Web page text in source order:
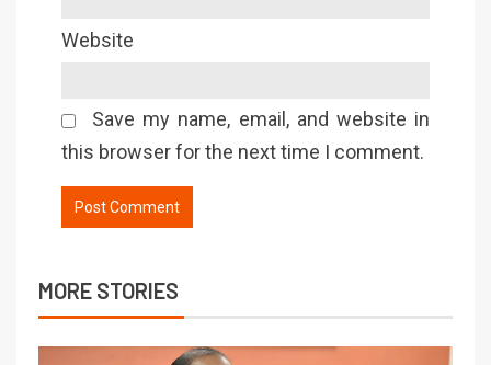
Website
Save my name, email, and website in
this browser for the next time I comment.
MORE STORIES